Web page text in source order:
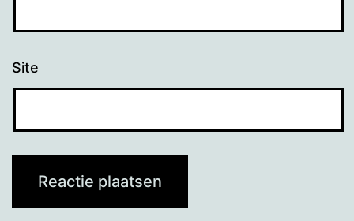
Site